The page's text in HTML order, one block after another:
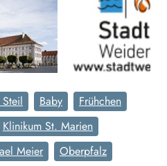
Baby
Frühchen
Klinikum St. Marien
Meier
Oberpfalz